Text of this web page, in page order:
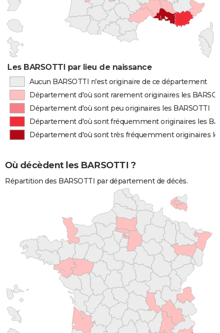
Les BARSOTTI par lieu de naissance
Aucun BARSOTTI n'est originaire de ce département
Département d'où sont rarement originaires les
Département d'où sont peu originaires les BARSOTTI
Département d'où sont fréquemment originaires les
Département d'où sont très fréquemment originaires
Où décèdent les BARSOTTI ?
Répartition des BARSOTTI par département de décès.